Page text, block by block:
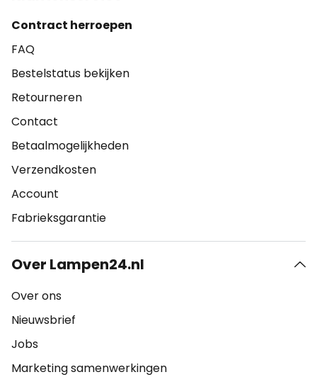
Contract herroepen
FAQ
Bestelstatus bekijken
Retourneren
Contact
Betaalmogelijkheden
Verzendkosten
Account
Fabrieksgarantie
Over Lampen24.nl
Over ons
Nieuwsbrief
Jobs
Marketing samenwerkingen